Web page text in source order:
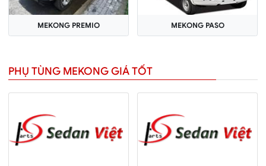
MEKONG PREMIO MEKONG PASO
PHỤ TÙNG MEKONG GIÁ TỐT